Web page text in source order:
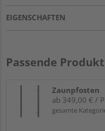
EIGENSCHAFTEN
Passende
Zaunpfosten
ab 349,00 € /
gesamte